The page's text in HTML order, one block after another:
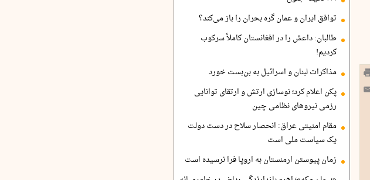
توافق ایران و عمان گره بحران را باز می‌کند؟
طالبان: داعش را در افغانستان کاملاً سرکوب
کردیم!
مذاکرات لبنان و اسرائیل به بن‌بست خورد
پکن اعلام کرد؛ نوسازی ارتش و ارتقای توانایی
رزمی نیروهای نظامی چین
مقام امنیتی عراق: انحصار سلاح در دست دولت
یک سیاست ملی است
زمان پیوستن ارمنستان به اروپا فرا نرسیده است